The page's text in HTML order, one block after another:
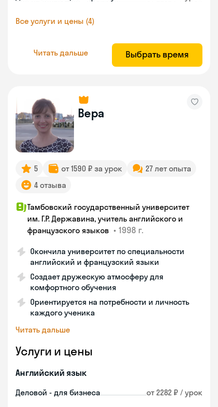
Все услуги и цены (4)
Читать дальше Выбрать время
Вера
5 от 1590 ₽ за урок
27 лет опыта
4 отзыва
Тамбовский государственный университет
им. Г.Р. Державина, учитель английского и
французского языков • 1998 г.
Окончила университет по специальности
английский и французский языки
Создает дружескую атмосферу для
комфортного обучения
Ориентируется на потребности и личность
каждого ученика
Читать дальше
Услуги и цены
Английский язык
Деловой - для бизнеса от 2282 ₽ / урок